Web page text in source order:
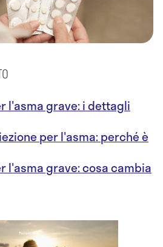
l'asma grave: i dettagli
per l'asma: perché è
l'asma grave: cosa cambia